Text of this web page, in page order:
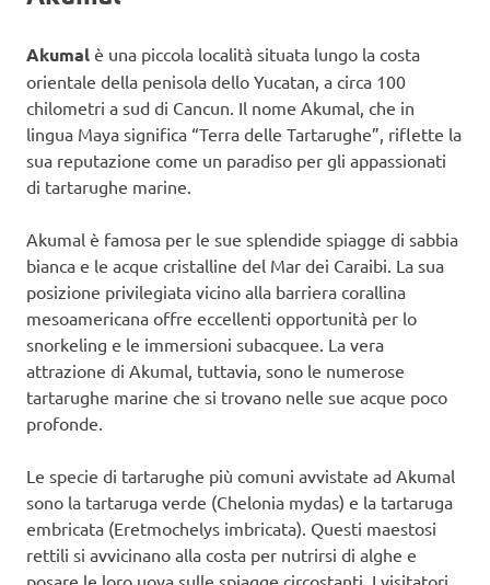
Akumal è una piccola località situata lungo la costa
orientale della penisola dello Yucatan, a circa 100
chilometri a sud di Cancun. Il nome Akumal, che in
lingua Maya significa “Terra delle Tartarughe”, riflette la
sua reputazione come un paradiso per gli appassionati
di tartarughe marine.
Akumal è famosa per le sue splendide spiagge di sabbia
bianca e le acque cristalline del Mar dei Caraibi. La sua
posizione privilegiata vicino alla barriera corallina
mesoamericana offre eccellenti opportunità per lo
snorkeling e le immersioni subacquee. La vera
attrazione di Akumal, tuttavia, sono le numerose
tartarughe marine che si trovano nelle sue acque poco
profonde.
Le specie di tartarughe più comuni avvistate ad Akumal
sono la tartaruga verde (Chelonia mydas) e la tartaruga
embricata (Eretmochelys imbricata). Questi maestosi
rettili si avvicinano alla costa per nutrirsi di alghe e